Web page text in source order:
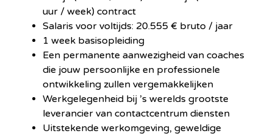
uur / week) contract
Salaris voor voltijds: 20.555 € bruto / jaar
1 week basisopleiding
Een permanente aanwezigheid van coaches
die jouw persoonlijke en professionele
ontwikkeling zullen vergemakkelijken
Werkgelegenheid bij ’s werelds grootste
leverancier van contactcentrum diensten
Uitstekende werkomgeving, geweldige